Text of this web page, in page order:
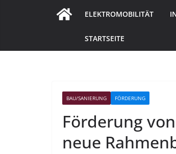
ELEKTROMOBILITÄT
STARTSEITE
BAU/SANIERUNG FÖRDERUNG
Förderung
neue